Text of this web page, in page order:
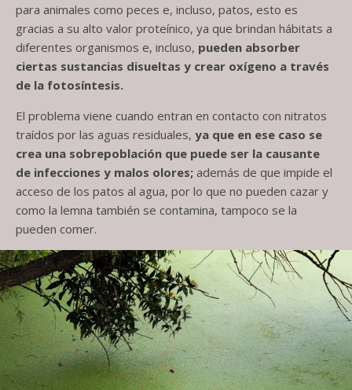
para animales como peces e, incluso, patos, esto es
gracias a su alto valor proteínico, ya que brindan hábitats a
diferentes organismos e, incluso, pueden absorber
ciertas sustancias disueltas y crear oxígeno a través
de la fotosíntesis.
El problema viene cuando entran en contacto con nitratos
traídos por las aguas residuales, ya que en ese caso se
crea una sobrepoblación que puede ser la causante
de infecciones y malos olores; además de que impide el
acceso de los patos al agua, por lo que no pueden cazar y
como la lemna también se contamina, tampoco se la
pueden comer.